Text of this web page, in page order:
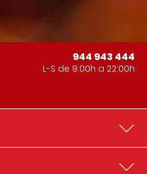
944 943 444
L-S de 9:00h a 22:00h